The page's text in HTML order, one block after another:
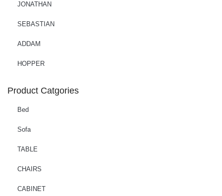
JONATHAN
SEBASTIAN
ADDAM
HOPPER
Product Catgories
Bed
Sofa
TABLE
CHAIRS
CABINET